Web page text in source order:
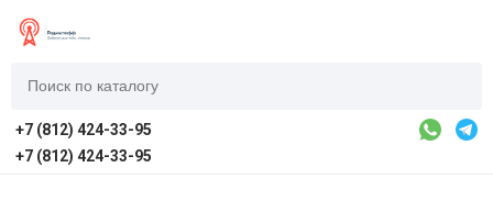
+7 (812) 424-33-95
+7 (812) 424-33-95